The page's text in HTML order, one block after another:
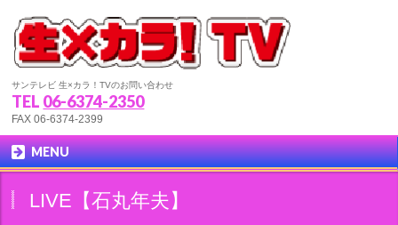
サンテレビ 生×カラ！TVのお問い合わせ
TEL 06-6374-2350
FAX 06-6374-2399
MENU
LIVE【石丸年夫】